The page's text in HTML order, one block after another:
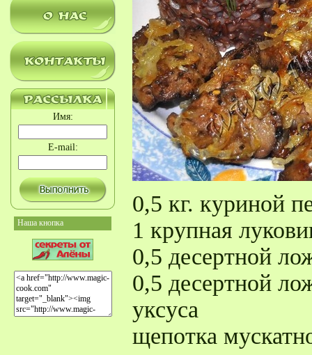
Имя:
E-mail:
Наша кнопка
0,5 кг. куриной
1 крупная
0,5 десертной
0,5 десертной
уксуса
щепотка